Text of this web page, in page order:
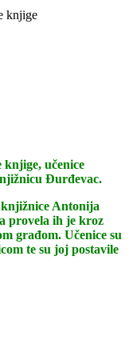
knjige
knjige, učenice
Đurđevac.
Antonija
provela ih je kroz
građom. Učenice su
te su joj postavile